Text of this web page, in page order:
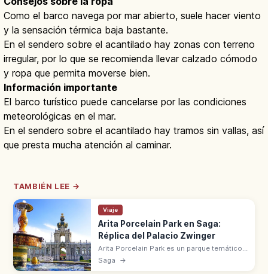
Como el barco navega por mar abierto, suele hacer viento
y la sensación térmica baja bastante.
En el sendero sobre el acantilado hay zonas con terreno
irregular, por lo que se recomienda llevar calzado cómodo
y ropa que permita moverse bien.
Información importante
El barco turístico puede cancelarse por las condiciones
meteorológicas en el mar.
En el sendero sobre el acantilado hay tramos sin vallas, así
que presta mucha atención al caminar.
TAMBIÉN LEE →
Viaje
Arita Porcelain Park en Saga:
Réplica del Palacio Zwinger
Arita Porcelain Park es un parque temático
en Arita (Saga) con réplica del Palacio
Zwinger de Dresde. Jardín barroco, taller de
Saga →